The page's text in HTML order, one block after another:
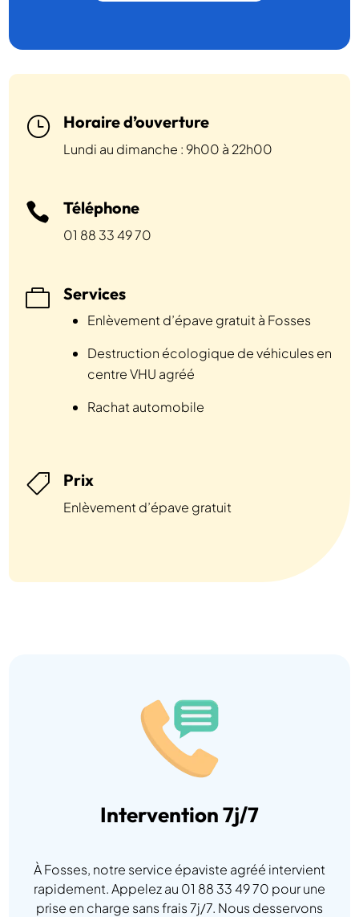
} Horaire d’ouverture
Lundi au dimanche : 9h00 à 22h00
 Téléphone
01 88 33 49 70
 Services
Enlèvement d’épave gratuit à Fosses
Destruction écologique de véhicules en
centre VHU agréé
Rachat automobile
 Prix
Enlèvement d’épave gratuit
Intervention 7j/7
À Fosses, notre service épaviste agréé intervient
rapidement. Appelez au 01 88 33 49 70 pour une
prise en charge sans frais 7j/7. Nous desservons